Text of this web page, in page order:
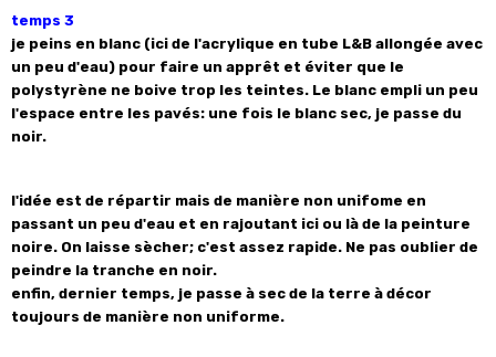
temps 3
je peins en blanc (ici de l'acrylique en tube L&B allongée avec
un peu d'eau) pour faire un apprêt et éviter que le
polystyrène ne boive trop les teintes. Le blanc empli un peu
l'espace entre les pavés: une fois le blanc sec, je passe du
noir.
l'idée est de répartir mais de manière non unifome en
passant un peu d'eau et en rajoutant ici ou là de la peinture
noire. On laisse sècher; c'est assez rapide. Ne pas oublier de
peindre la tranche en noir.
enfin, dernier temps, je passe à sec de la terre à décor
toujours de manière non uniforme.